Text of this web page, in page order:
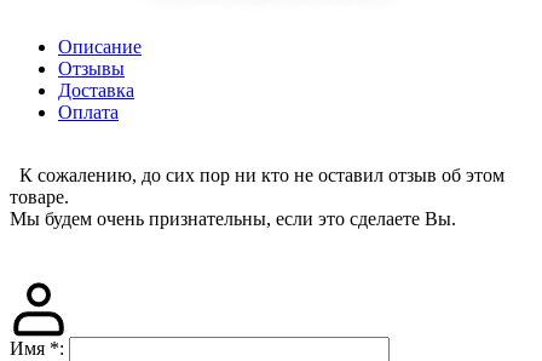
Описание
Отзывы
Доставка
Оплата
К сожалению, до сих пор ни кто не оставил отзыв об этом
товаре.
Мы будем очень признательны, если это сделаете Вы.
Имя *: